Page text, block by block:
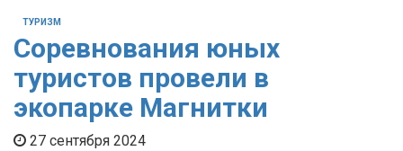
ТУРИЗМ
Соревнования юных
туристов провели в
экопарке Магнитки
27 сентября 2024